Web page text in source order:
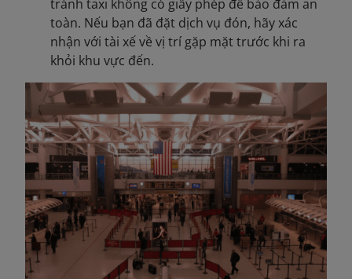
tránh taxi không có giấy phép để bảo đảm an
toàn. Nếu bạn đã đặt dịch vụ đón, hãy xác
nhận với tài xế về vị trí gặp mặt trước khi ra
khỏi khu vực đến.